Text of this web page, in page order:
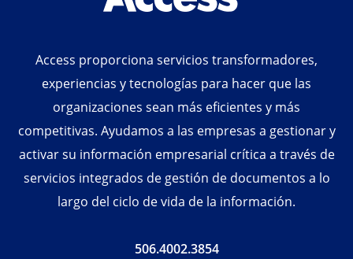
Access proporciona servicios transformadores,
experiencias y tecnologías para hacer que las
organizaciones sean más eficientes y más
competitivas. Ayudamos a las empresas a gestionar y
activar su información empresarial crítica a través de
servicios integrados de gestión de documentos a lo
largo del ciclo de vida de la información.
506.4002.3854